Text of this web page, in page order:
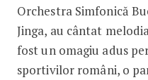
Orchestra Simfonică
Jinga, au cântat
fost un omagiu adus
sportivilor români, o